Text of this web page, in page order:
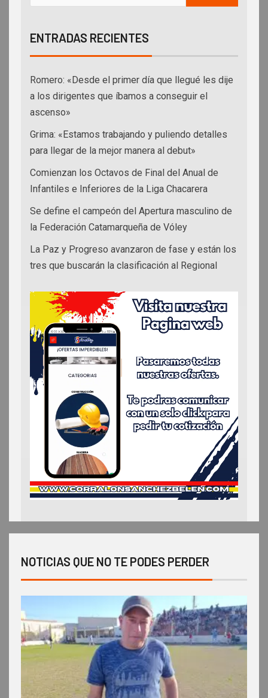
ENTRADAS RECIENTES
Romero: «Desde el primer día que llegué les dije
a los dirigentes que íbamos a conseguir el
ascenso»
Grima: «Estamos trabajando y puliendo detalles
para llegar de la mejor manera al debut»
Comienzan los Octavos de Final del Anual de
Infantiles e Inferiores de la Liga Chacarera
Se define el campeón del Apertura masculino de
la Federación Catamarqueña de Vóley
La Paz y Progreso avanzaron de fase y están los
tres que buscarán la clasificación al Regional
NOTICIAS QUE NO TE PODES PERDER